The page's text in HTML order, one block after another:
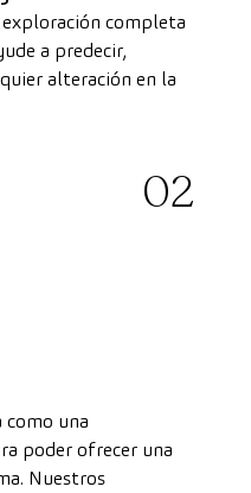
completa
a predecir,
alteración en la
02
una
poder ofrecer una
Nuestros